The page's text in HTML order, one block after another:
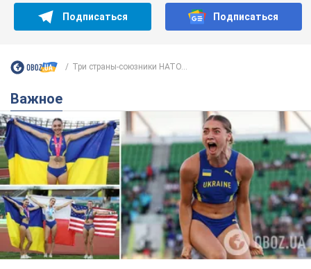
Подписаться Подписаться
Три страны-союзники НАТО...
Важное